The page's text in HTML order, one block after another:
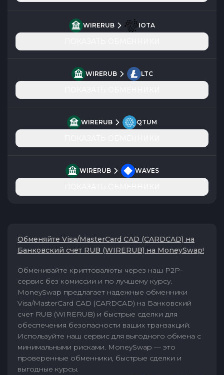
WIRERUB IOTA
WIRERUB LTC
WIRERUB QTUM
WIRERUB WAVES
Обменяйте Visa/MasterCard CAD (CARDCAD) на
Банковский счет RUB (WIRERUB) на MoneySwap!
Обменивайте криптовалюты через наш P2P-
сервис без комиссии и по лучшему курсу.
MoneySwap предлагает надежные обменники
Visa/MasterCard CAD (CARDCAD) на Банковский
счет RUB (WIRERUB) и быстрые сделки для
обеспечения безопасности ваших транзакций.
Используйте наш сервис для выгодного обмена с
минимальными рисками. MoneySwap — это
проверенные обменники, быстрые сделки и
выгодные курсы.